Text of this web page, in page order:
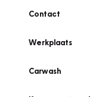
Contact
Werkplaats
Carwash